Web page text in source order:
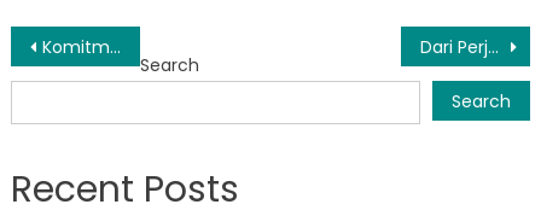
Post
navigation
Komitmen Muba Terhadap Kesejahteraan Sosial: Manfaatnya Bagi Warga Dari Perjuangan Menuju Kesuksesan: Dampak Rehabilitasi Sosial Muba
Search
Search
Recent Posts